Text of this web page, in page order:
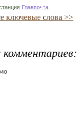
Главпочта
ключевые слова >>
комментариев: